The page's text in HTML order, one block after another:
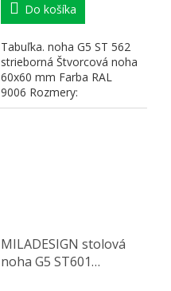
Do košíka
Tabuľka. noha G5 ST 562
strieborná Štvorcová noha
60x60 mm Farba RAL
9006 Rozmery:
60x60x715–730 H Pre
MILADESIGN stolová
noha G5 ST601